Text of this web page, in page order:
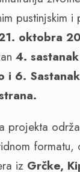
pustinjskim i
oktobra
4.
i 6. Sastanak
projekta
formatu,
iz Grčke,